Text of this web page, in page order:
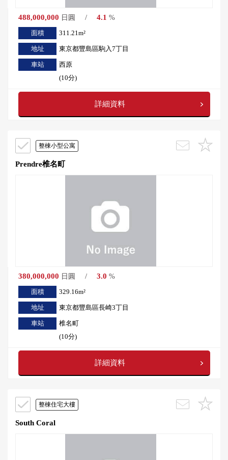
488,000,000 日圓 / 4.1 %
面積
311.21m²
地址 東京都豐島區駒入7丁目
車站
西原
(10分)
詳細資料
整棟小型公寓
Prendre椎名町
380,000,000 日圓 / 3.0 %
面積
329.16m²
地址 東京都豐島區長崎3丁目
車站
椎名町
(10分)
詳細資料
整棟住宅大樓
South Coral